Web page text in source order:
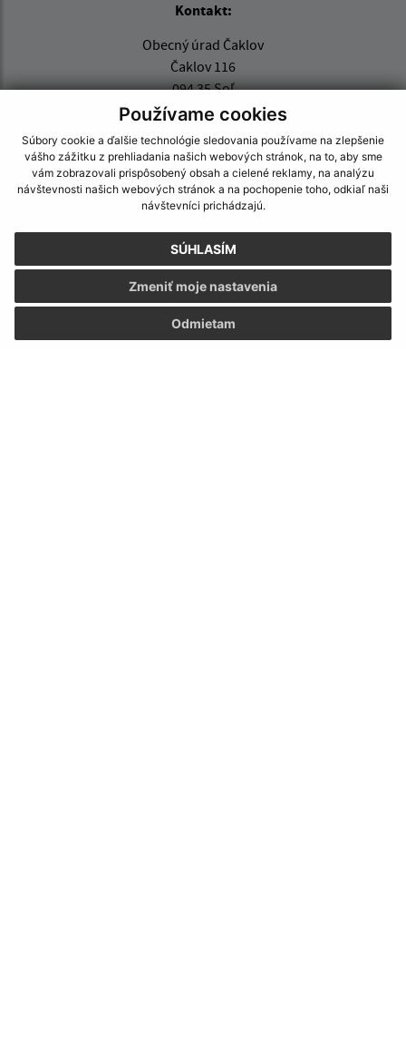
Používame cookies
Súbory cookie a ďalšie technológie sledovania používame na zlepšenie
vášho zážitku z prehliadania našich webových stránok, na to, aby sme
vám zobrazovali prispôsobený obsah a cielené reklamy, na analýzu
návštevnosti našich webových stránok a na pochopenie toho, odkiaľ naši
návštevníci prichádzajú.
SÚHLASÍM
Odmietam
Zmeniť moje nastavenia
Kontakt:
Obecný úrad Čaklov
Čaklov 116
094 35 Soľ
info@obeccaklov.sk
+421 574 496 426
IČO: 00332291